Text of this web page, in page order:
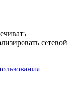
сетевой